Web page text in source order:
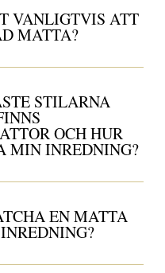
VANLIGTVIS ATT
MATTA?
STILARNA
OCH HUR
MIN INREDNING?
EN MATTA